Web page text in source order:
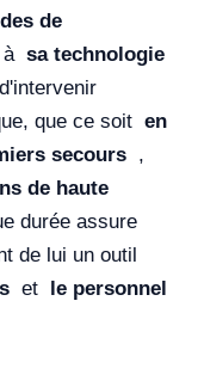
de
à sa technologie
que ce soit en
secours ,
de haute
durée assure
de lui un outil
et le personnel